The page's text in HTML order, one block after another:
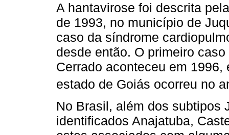
A hantavirose foi descrita
de 1993, no município de
caso da síndrome
desde então. O primeiro
Cerrado aconteceu em
estado de Goiás ocorreu no
No Brasil, além dos subtipos
identificados Anajatuba,